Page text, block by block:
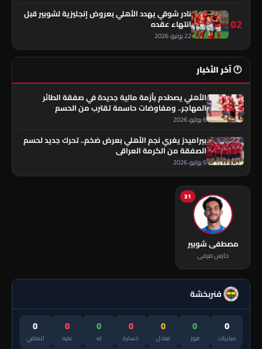
02
نادر شوقي يهدد الأهلي بعروض إنجليزية لشوبير قبل
انتهاء عقده
22 يونيو، 2026
🕐 آخر الأخبار
الأهلي يصطدم بأزمة مالية جديدة في صفقة الطائر
المهاجر.. ومفاوضات حاسمة تقترب من الحسم
6 يوليو، 2026
بيراميدز يغري نجم الأهلي بعرض ضخم.. تحرك جديد لحسم
الصفقة من الكرمة العراقي
6 يوليو، 2026
31
مصطفى شوبير
حارس مرمى
فنربخشة
0
مباريات
0
فوز
0
تعادل
0
خسارة
0
له
0
عليه
0
الصافي